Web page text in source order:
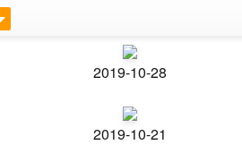
2019-10-28
2019-10-21